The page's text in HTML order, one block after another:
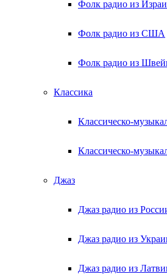
Фолк радио из
Фолк радио из США
Фолк радио из
Классика
Классическо-
Классическо-
Джаз
Джаз радио из
Джаз радио из
Джаз радио из